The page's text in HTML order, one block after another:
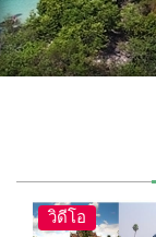
วิดีโอ